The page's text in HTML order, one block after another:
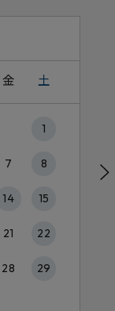
金 土
1
7 8
14 15
21 22
28 29